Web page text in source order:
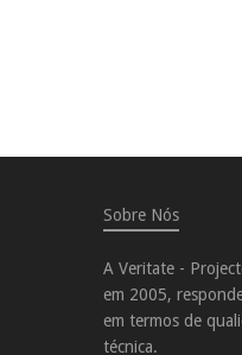
Sobre Nós
A Veritate -
em 2005,
em termos de
técnica.